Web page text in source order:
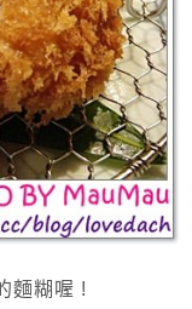
麵糊喔 !